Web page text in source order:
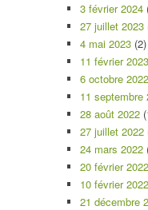
3 février 2024
27 juillet 2023
4 mai 2023 (2)
11 février 2023
6 octobre 2022
11 septembre
28 août 2022
27 juillet 2022
24 mars 2022
20 février 2022
10 février 2022
21 décembre